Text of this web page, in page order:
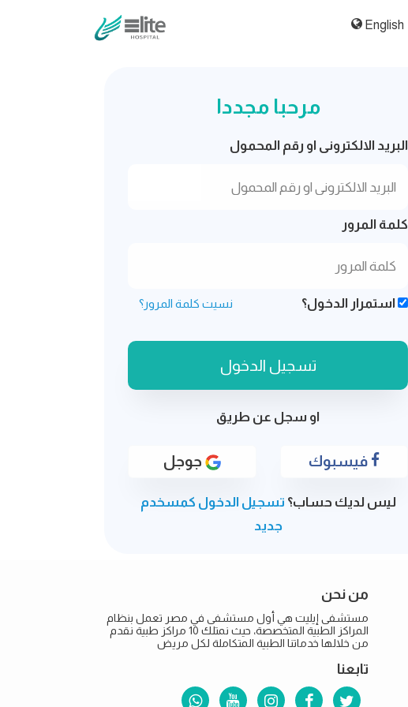
English
مرحبا مجددا
البريد الالكترونى او رقم المحمول
كلمة المرور
استمرار الدخول؟ نسيت كلمة المرور؟
او سجل عن طريق
فيسبوك
ليس لديك حساب؟ تسجيل الدخول كمسخدم
جديد
من نحن
مستشفى إيليت هي أول مستشفى في مصر تعمل بنظام
المراكز الطبية المتخصصة، حيث نمتلك 10 مراكز طبية نقدم
من خلالها خدماتنا الطبية المتكاملة لكل مريض
تابعنا